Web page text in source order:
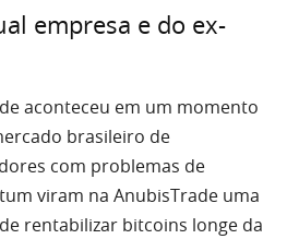
empresa e do ex-
aconteceu em um momento
brasileiro de
com problemas de
viram na AnubisTrade uma
rentabilizar bitcoins longe da